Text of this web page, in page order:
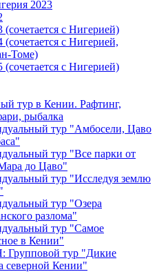
2023
с Нигерией)
с Нигерией,
Томе)
с Нигерией)
тур в Кении. Рафтинг,
рыбалка
тур "Амбосели, Цаво
тур "Все парки от
до Цаво"
тур "Исследуя землю
тур "Озера
разлома"
тур "Самое
в Кении"
тур "Дикие
северной Кении"